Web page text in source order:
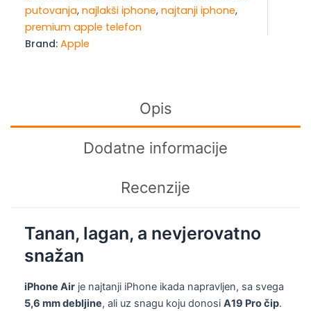
putovanja, najlakši iphone, najtanji iphone,
premium apple telefon
Brand: Apple
Opis
Dodatne informacije
Recenzije
Tanan, lagan, a nevjerovatno
snažan
iPhone Air je najtanji iPhone ikada napravljen, sa svega
5,6 mm debljine, ali uz snagu koju donosi A19 Pro čip.